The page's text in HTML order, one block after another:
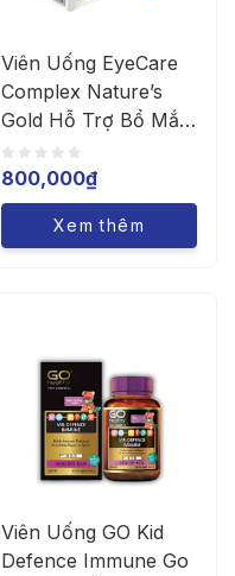
Viên Uống EyeCare
Complex Nature’s
Gold Hỗ Trợ Bổ Mắt,
Giữ Mắt Khỏe Sáng
(Hộp 90 Viên)
800,000₫
Xem thêm
Viên Uống GO Kid
Defence Immune Go